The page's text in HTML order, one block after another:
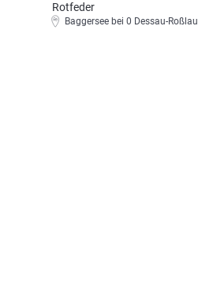
Rotfeder
Baggersee bei 0 Dessau-Roßlau